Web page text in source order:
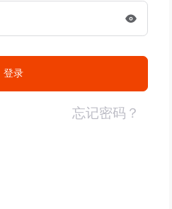

登录
忘记密码？